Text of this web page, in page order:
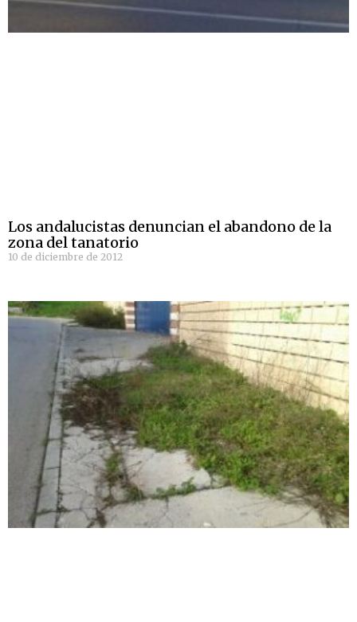
Los andalucistas denuncian el abandono de la
zona del tanatorio
10 de diciembre de 2012